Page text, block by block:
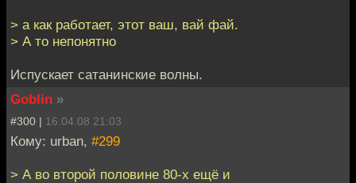
> а как работает, этот ваш, вай фай.
> А то непонятно
Испускает сатанинские волны.
Goblin »
#300 | 16.04.08 21:03
Кому: urban, #299
> А во второй половине 80-х ещё и